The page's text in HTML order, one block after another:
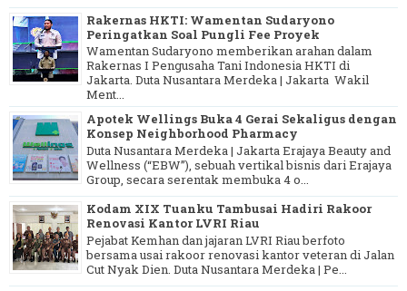
Rakernas HKTI: Wamentan Sudaryono
Peringatkan Soal Pungli Fee Proyek
Wamentan Sudaryono memberikan arahan dalam
Rakernas I Pengusaha Tani Indonesia HKTI di
Jakarta. Duta Nusantara Merdeka | Jakarta Wakil
Ment...
Apotek Wellings Buka 4 Gerai Sekaligus dengan
Konsep Neighborhood Pharmacy
Duta Nusantara Merdeka | Jakarta Erajaya Beauty and
Wellness (“EBW”), sebuah vertikal bisnis dari Erajaya
Group, secara serentak membuka 4 o...
Kodam XIX Tuanku Tambusai Hadiri Rakoor
Renovasi Kantor LVRI Riau
Pejabat Kemhan dan jajaran LVRI Riau berfoto
bersama usai rakoor renovasi kantor veteran di Jalan
Cut Nyak Dien. Duta Nusantara Merdeka | Pe...